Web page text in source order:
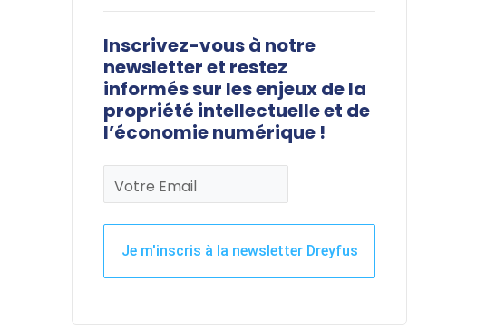
Inscrivez-vous à notre
newsletter et restez
informés sur les enjeux de la
propriété intellectuelle et de
l’économie numérique !
Votre Email
Je m'inscris à la newsletter Dreyfus